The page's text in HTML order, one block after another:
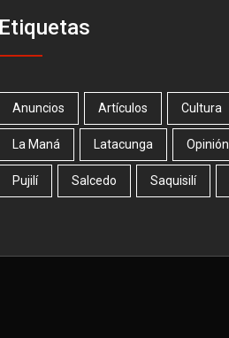
Anuncios Artículos Cultura
La Maná Latacunga Opinión
Pujilí Salcedo Saquisilí